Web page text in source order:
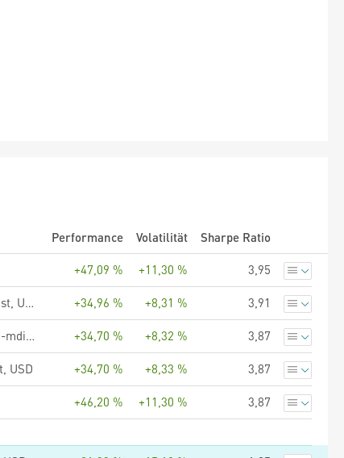
Performance Volatilität
Sharpe Ratio
+47,09 % +11,30 % 3,95
UBS (Lux) Equity SICAV - Global Income (USD), Anteilsklasse QL-dist, USD +34,96 % +8,31 % 3,91
UBS (Lux) Equity SICAV - Global Income (USD), Anteilsklasse Q-8%-mdist, USD +34,70 % +8,32 % 3,87
USD +34,70 % +8,33 % 3,87
+46,20 % +11,30 % 3,87